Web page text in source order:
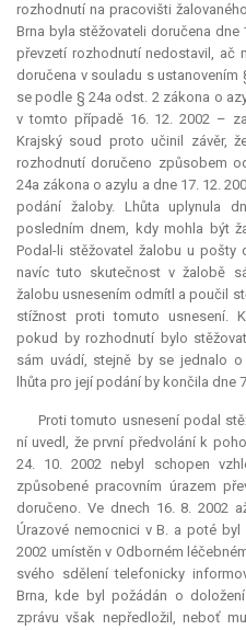
rozhodnutí na pracovišti
Brna byla stěžovateli doručena dne
převzetí rozhodnutí nedostavil, ač
doručena v souladu s
se podle § 24a odst. 2 zákona o
v tomto případě 16. 12. 2002 –
Krajský soud proto učinil závěr,
rozhodnutí doručeno způsobem
24a zákona o azylu a dne 17. 12.
podání žaloby. Lhůta uplynula
posledním dnem, kdy mohla být
Podal-li stěžovatel žalobu u pošty
navíc tuto skutečnost v žalobě
žalobu usnesením odmítl a poučil
stížnost proti tomuto usnesení.
pokud by rozhodnutí bylo
sám uvádí, stejně by se jednalo
lhůta pro její podání by končila dne
Proti tomuto usnesení podal
ní uvedl, že první předvolání k
24. 10. 2002 nebyl schopen
způsobené pracovním úrazem
doručeno. Ve dnech 16. 8. 2002
Úrazové nemocnici v B. a poté
2002 umístěn v Odborném
svého sdělení telefonicky
Brna, kde byl požádán o
zprávu však nepředložil, neboť